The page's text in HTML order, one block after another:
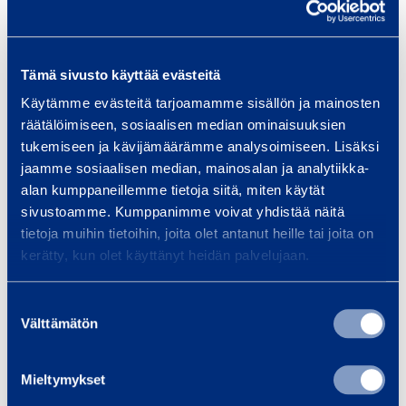
Tämä sivusto käyttää evästeitä
Käytämme evästeitä tarjoamamme sisällön ja mainosten
räätälöimiseen, sosiaalisen median ominaisuuksien
tukemiseen ja kävijämäärämme analysoimiseen. Lisäksi
jaamme sosiaalisen median, mainosalan ja analytiikka-
alan kumppaneillemme tietoja siitä, miten käytät
sivustoamme. Kumppanimme voivat yhdistää näitä
tietoja muihin tietoihin, joita olet antanut heille tai joita on
kerätty, kun olet käyttänyt heidän palvelujaan.
valinta
Välttämätön
Mieltymykset
l
e
c
t
r
i
c
H
d
Drill for Concrete
74,77 € / day (VAT 0 %)
Technical information
Diameter
Safety